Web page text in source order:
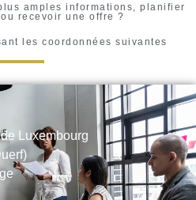
amples informations, planifier
recevoir une offre ?
les coordonnées suivantes
Luxembourg